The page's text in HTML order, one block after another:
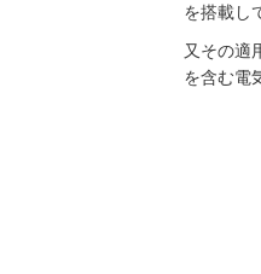
を搭載し
又その適
を含む電